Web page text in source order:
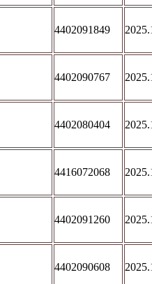
4402091849
4402090767
4402080404
4416072068
4402091260
4402090608